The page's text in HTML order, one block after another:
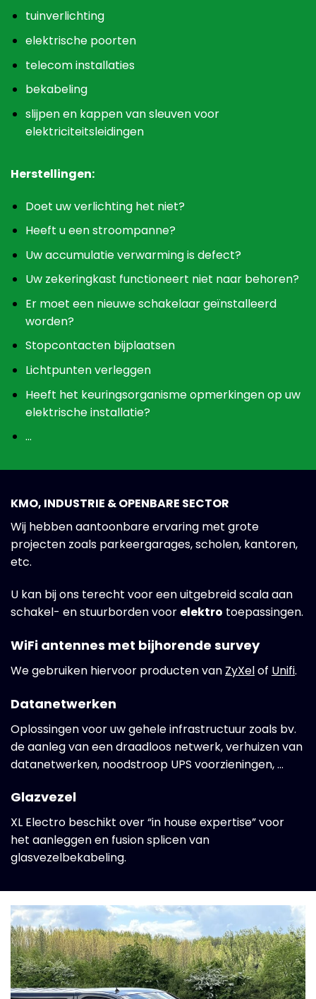
tuinverlichting
elektrische poorten
telecom installaties
bekabeling
slijpen en kappen van sleuven voor
elektriciteitsleidingen
Herstellingen:
Doet uw verlichting het niet?
Heeft u een stroompanne?
Uw accumulatie verwarming is defect?
Uw zekeringkast functioneert niet naar behoren?
Er moet een nieuwe schakelaar geïnstalleerd
worden?
Stopcontacten bijplaatsen
Lichtpunten verleggen
Heeft het keuringsorganisme opmerkingen op uw
elektrische installatie?
…
KMO, INDUSTRIE & OPENBARE SECTOR
Wij hebben aantoonbare ervaring met grote
projecten zoals parkeergarages, scholen, kantoren,
etc.
U kan bij ons terecht voor een uitgebreid scala aan
schakel- en stuurborden voor elektro toepassingen.
WiFi antennes met bijhorende survey
We gebruiken hiervoor producten van ZyXelof Unifi.
Datanetwerken
Oplossingen voor uw gehele infrastructuur zoals bv.
de aanleg van een draadloos netwerk, verhuizen van
datanetwerken, noodstroop UPS voorzieningen, …
Glazvezel
XL Electro beschikt over “in house expertise” voor
het aanleggen en fusion splicen van
glasvezelbekabeling.